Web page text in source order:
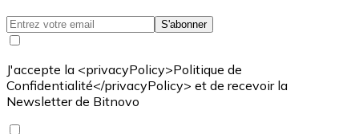
S'abonner
J'accepte la <privacyPolicy>Politique de
Confidentialité</privacyPolicy> et de recevoir la
Newsletter de Bitnovo